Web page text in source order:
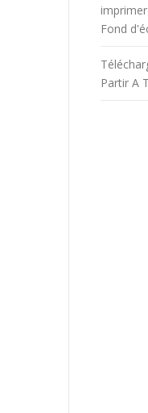
Fond
Partir A